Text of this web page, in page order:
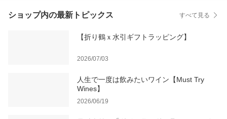
ショップ内の最新トピックス すべて見る
【折り鶴ｘ水引ギフトラッピング】
2026/07/03
人生で一度は飲みたいワイン【Must Try
Wines】
2026/06/19